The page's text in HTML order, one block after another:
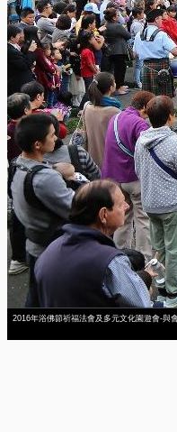
2016年浴佛節祈福法會及多元文化園遊會-與